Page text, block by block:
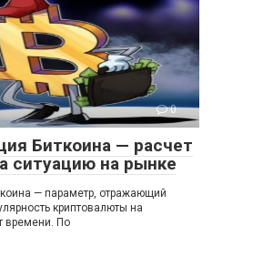
0
Биткоина — расчет
ситуацию на рынке
— параметр, отражающий
криптовалюты на
времени. По